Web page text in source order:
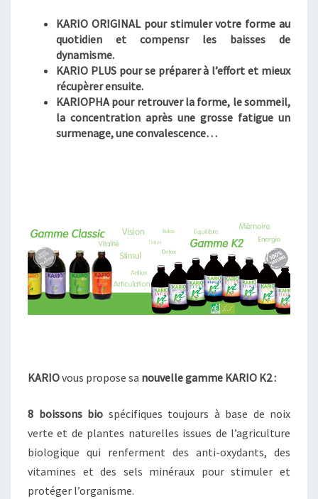
KARIO ORIGINALpour stimuler votre forme au
quotidien et compensr les baisses de
dynamisme.
KARIO PLUS pour se préparer à l’effort et mieux
récupèrer ensuite.
KARIOPHApour retrouver la forme, le sommeil,
la concentration après une grosse fatigue un
surmenage, une convalescence…
KARIOvous propose sa nouvelle gamme KARIO K2 :
8 boissons bio spécifiques toujours à base de noix
verte et de plantes naturelles issues de l’agriculture
biologique qui renferment des anti-oxydants, des
vitamines et des sels minéraux pour stimuler et
protéger l’organisme.